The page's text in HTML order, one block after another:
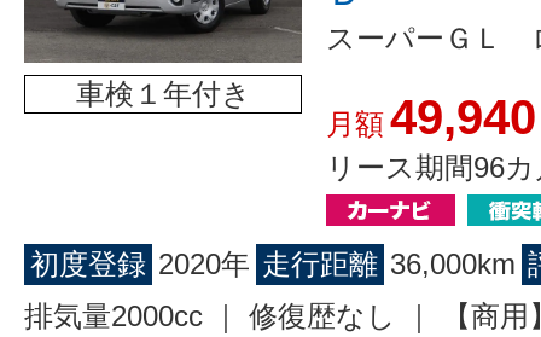
車検１年付き
スーパーＧＬ
月額49,940
リース期間96
初度登録 2020年 走行距離 36,000km
排気量2000cc ｜ 修復歴なし ｜ 【商用